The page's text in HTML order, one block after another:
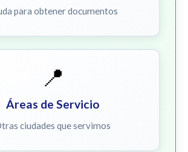
para obtener documentos
📍
Áreas de Servicio
ciudades que servimos